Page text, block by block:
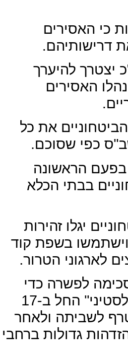
כי האסירים
דרישותיהם.
יצטרך להיערך
האסירים
את כל
כפי שסוכם.
בפעם הראשונה
בבתי הכלא
יגלו זהירות
בשפת קוד
לארגוני הטרור.
לפשרה כדי
לסיים את שביתת הרעב לפני "יום האסיר הפלסטיני" החל ב-17
לשביתה ולאחר
גדולות ברחבי